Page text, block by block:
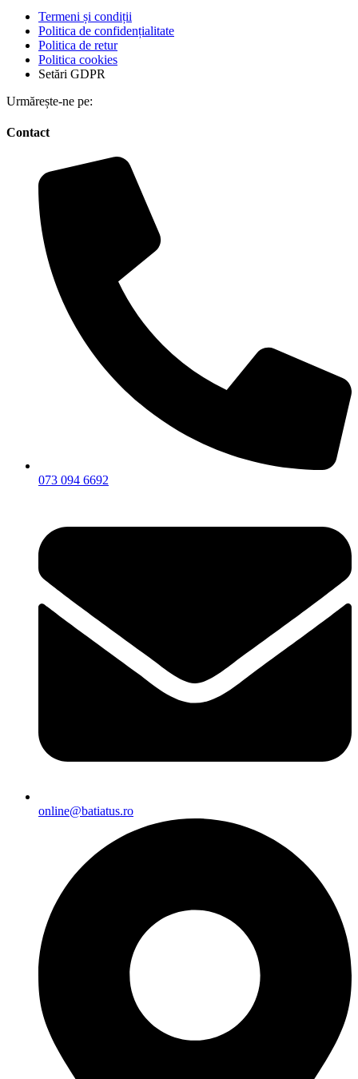
Termeni și condiții
Politica de confidențialitate
Politica de retur
Politica cookies
Setări GDPR
Urmărește-ne pe:
Contact
073 094 6692
online@batiatus.ro